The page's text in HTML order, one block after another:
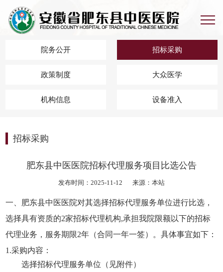
院务公开 招标采购
政策制度 大众医学
机构信息 设备准入
招标采购
肥东县中医医院招标代理服务项目比选公告
发布时间：2025-11-12 来源：本站
一、肥东县中医医院对其选择招标代理服务单位进行比选 ，
选择具有资质的2家招标代理机构,承担我院限额以下的招标
代理业务，服务期限2年（合同一年一签）
。具体事宜如下：
1.采购内容：
选择招标代理服务单位 （见附件）